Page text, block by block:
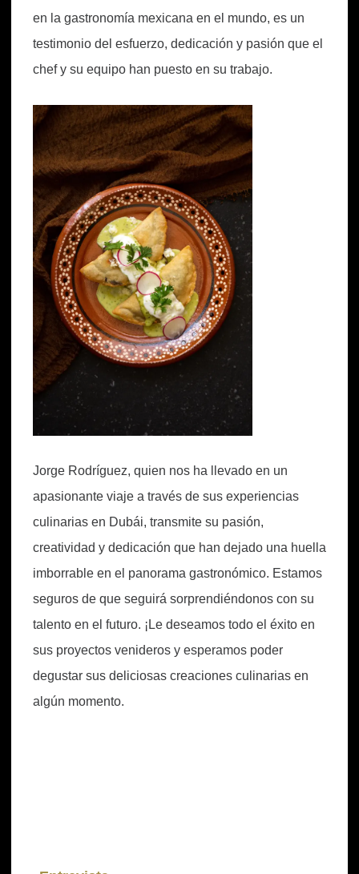
en la gastronomía mexicana en el mundo, es un
testimonio del esfuerzo, dedicación y pasión que el
chef y su equipo han puesto en su trabajo.
Jorge Rodríguez, quien nos ha llevado en un
apasionante viaje a través de sus experiencias
culinarias en Dubái, transmite su pasión,
creatividad y dedicación que han dejado una huella
imborrable en el panorama gastronómico. Estamos
seguros de que seguirá sorprendiéndonos con su
talento en el futuro. ¡Le deseamos todo el éxito en
sus proyectos venideros y esperamos poder
degustar sus deliciosas creaciones culinarias en
algún momento.